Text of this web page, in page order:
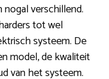
verschillend.
tot wel
systeem. De
model, de kwaliteit
van het systeem.